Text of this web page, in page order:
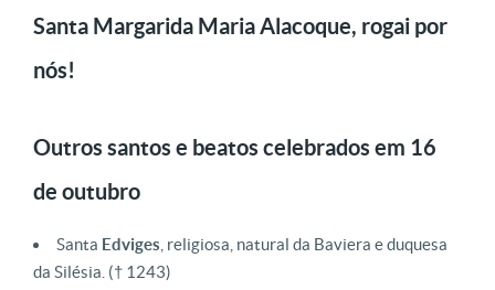
Santa Margarida Maria Alacoque, rogai por
nós!
Outros santos e beatos celebrados em 16
de outubro
Santa Edviges , religiosa, natural da Baviera e duquesa
da Silésia. († 1243)